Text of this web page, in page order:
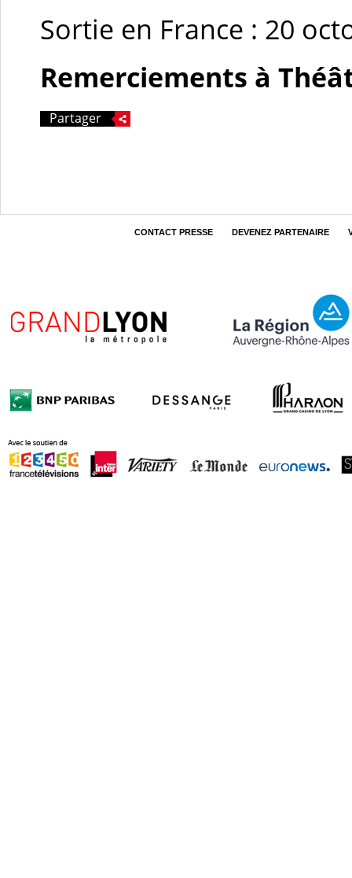
Sortie en France : 20
Remerciements à
Partager
CONTACT PRESSE DEVENEZ PARTENAIRE